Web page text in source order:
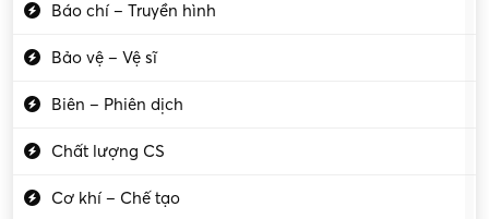
Báo chí – Truyền hình
Bảo vệ – Vệ sĩ
Biên – Phiên dịch
Chất lượng CS
Cơ khí – Chế tạo